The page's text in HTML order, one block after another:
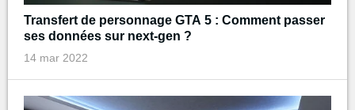
Transfert de personnage GTA 5 : Comment passer
ses données sur next-gen ?
14 mar 2022